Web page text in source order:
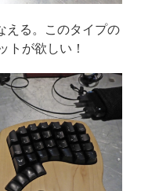
える。このタイプの
トが欲しい！